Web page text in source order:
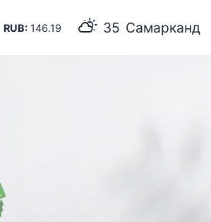
RUB:146.19 35 Самарканд